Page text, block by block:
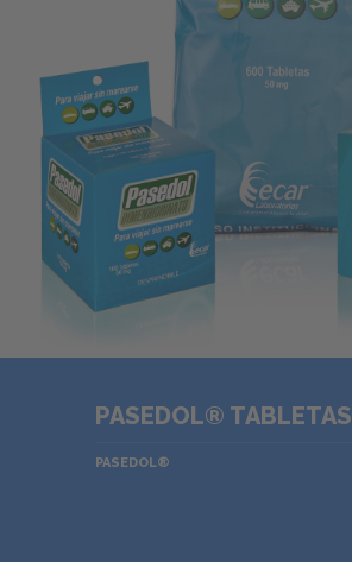
PASEDOL® TABLETAS
PASEDOL®